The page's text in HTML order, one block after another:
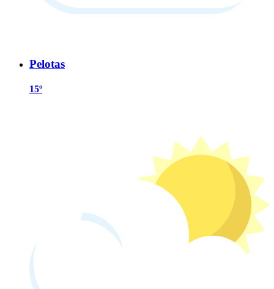
Pelotas
15º